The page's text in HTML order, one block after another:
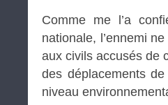
Comme me l’a
nationale, l’ennemi
aux civils accusés de
des déplacements
niveau